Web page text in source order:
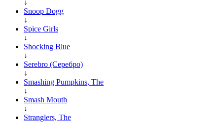
↓
Snoop Dogg
↓
Spice Girls
↓
Shocking Blue
↓
Serebro (Серебро)
↓
Smashing Pumpkins, The
↓
Smash Mouth
↓
Stranglers, The